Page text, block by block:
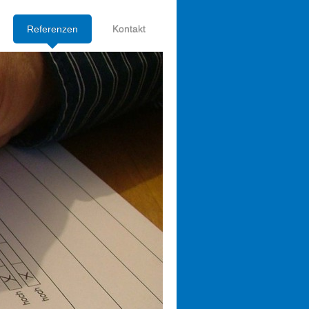
Referenzen Kontakt